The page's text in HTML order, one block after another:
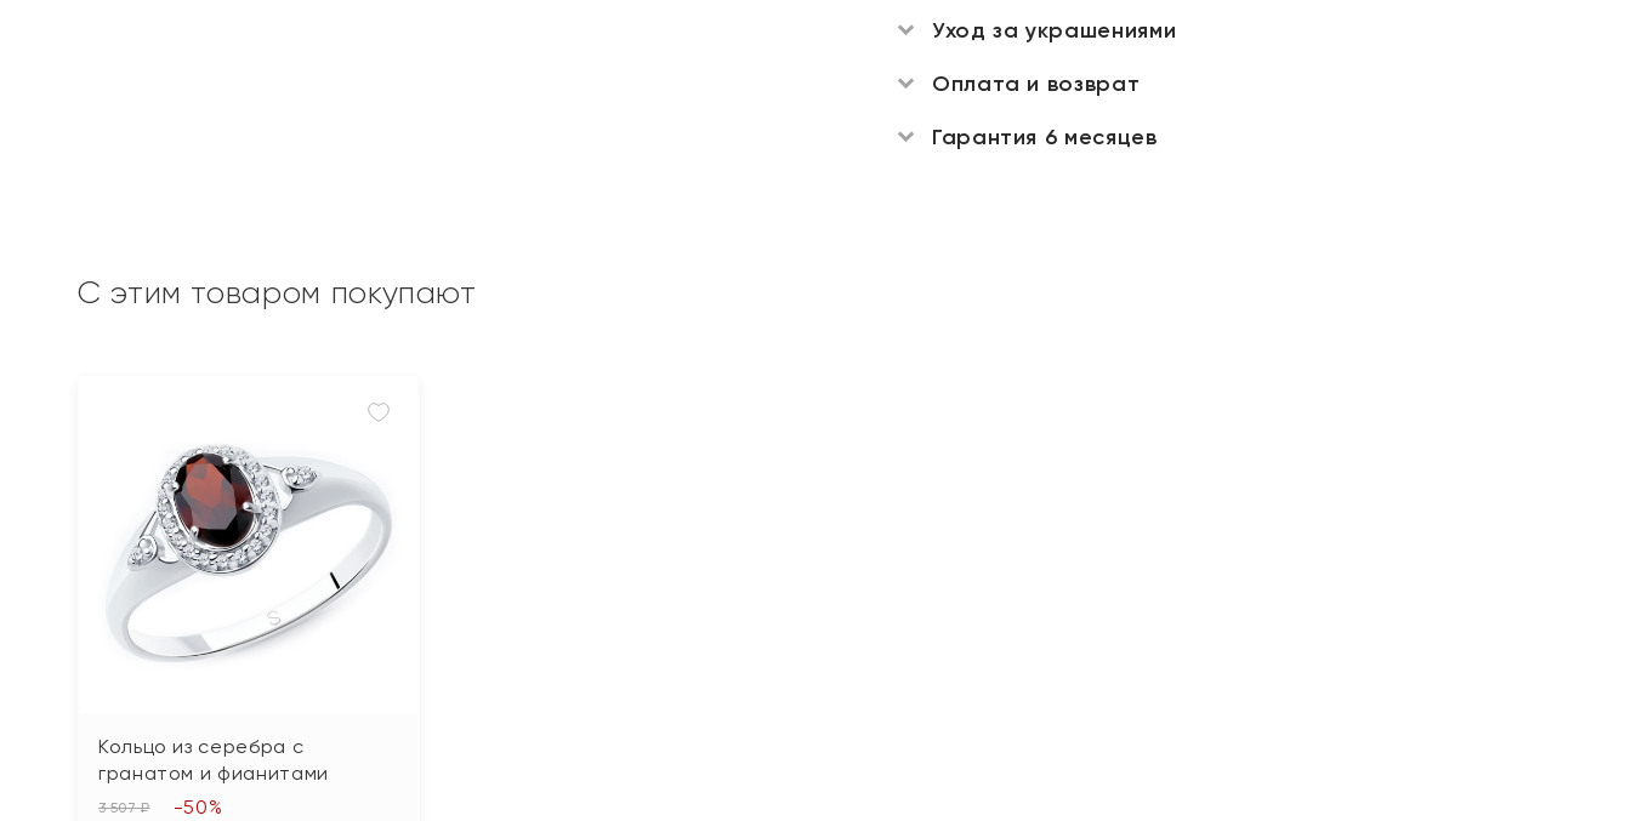
Уход за украшениями
Оплата и возврат
Гарантия 6 месяцев
С этим товаром покупают
Кольцо из серебра с
гранатом и фианитами
3 507 ₽ -50%